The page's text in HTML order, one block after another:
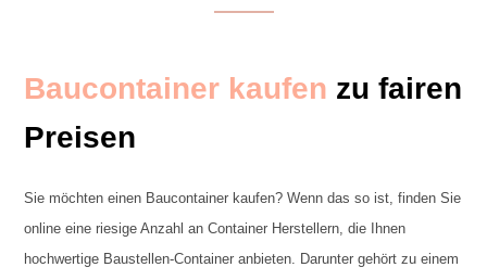
Baucontainer kaufen zu fairen
Preisen
Sie möchten einen Baucontainer kaufen? Wenn das so ist, finden Sie
online eine riesige Anzahl an Container Herstellern, die Ihnen
hochwertige Baustellen-Container anbieten. Darunter gehört zu einem